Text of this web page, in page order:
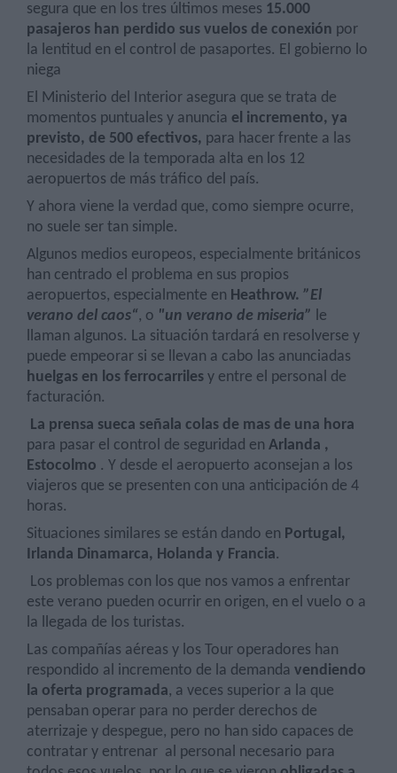
segura que en los tres últimos meses 15.000
pasajeros han perdido sus vuelos de conexión por
la lentitud en el control de pasaportes. El gobierno lo
niega
El Ministerio del Interior asegura que se trata de
momentos puntuales y anuncia el incremento, ya
previsto, de 500 efectivos, para hacer frente a las
necesidades de la temporada alta en los 12
aeropuertos de más tráfico del país.
Y ahora viene la verdad que, como siempre ocurre,
no suele ser tan simple.
Algunos medios europeos, especialmente británicos
han centrado el problema en sus propios
aeropuertos, especialmente en Heathrow.”El
verano del caos“, o "un verano de miseria” le
llaman algunos. La situación tardará en resolverse y
puede empeorar si se llevan a cabo las anunciadas
huelgas en los ferrocarriles y entre el personal de
facturación.
La prensa sueca señala colas de mas de una hora
para pasar el control de seguridad enArlanda ,
Estocolmo . Y desde el aeropuerto aconsejan a los
viajeros que se presenten con una anticipación de 4
horas.
Situaciones similares se están dando en Portugal,
Irlanda Dinamarca, Holanda y Francia.
Los problemas con los que nos vamos a enfrentar
este verano pueden ocurrir en origen, en el vuelo o a
la llegada de los turistas.
Las compañías aéreas y los Tour operadores han
respondido al incremento de la demandavendiendo
la oferta programada, a veces superior a la que
pensaban operar para no perder derechos de
aterrizaje y despegue, pero no han sido capaces de
contratar y entrenar al personal necesario para